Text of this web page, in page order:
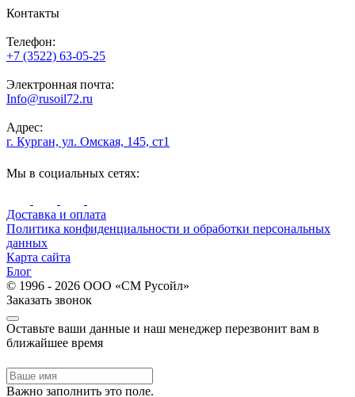
Контакты
Телефон:
+7 (3522) 63-05-25
Электронная почта:
Info@rusoil72.ru
Адрес:
г. Курган, ул. Омская, 145, ст1
Мы в социальных сетях:
Доставка и оплата
Политика конфиденциальности и обработки персональных
данных
Карта сайта
Блог
© 1996 - 2026 ООО «СМ Русойл»
Заказать звонок
Оставьте ваши данные и наш менеджер перезвонит вам в
ближайшее время
Важно заполнить это поле.